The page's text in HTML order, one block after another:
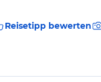
Reisetipp bewerten